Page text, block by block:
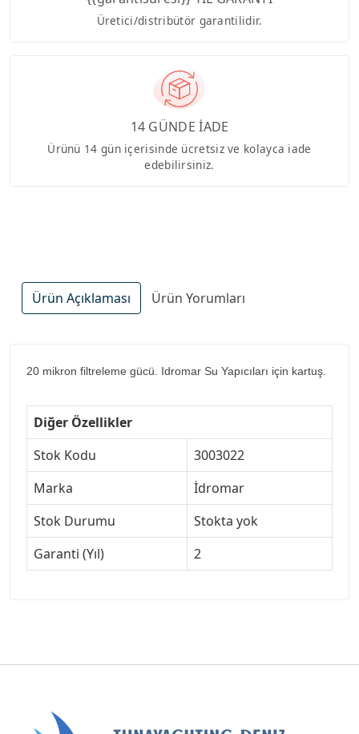
Üretici/distribütör garantilidir.
14 GÜNDE İADE
Ürünü 14 gün içerisinde ücretsiz ve kolayca iade
edebilirsiniz.
Ürün Açıklaması Ürün Yorumları
20 mikron filtreleme gücü. Idromar Su Yapıcıları için kartuş.
Diğer Özellikler
Stok Kodu
3003022
Marka
İdromar
Stok Durumu
Stokta yok
Garanti (Yıl)
2